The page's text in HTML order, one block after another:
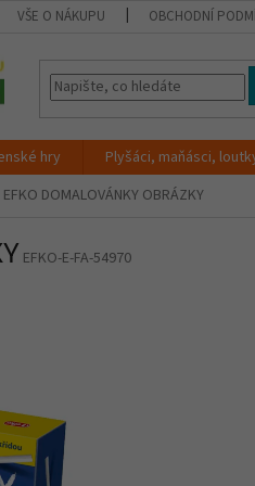
VŠE O NÁKUPU OBCHODNÍ
hry Plyšáci, maňásci,
EFKO DOMALOVÁNKY OBRÁZKY
EFKO-E-FA-54970